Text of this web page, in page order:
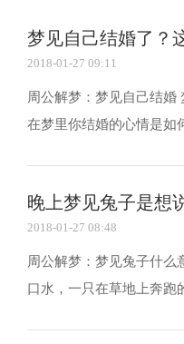
梦见自己结婚了？
2018-01-27 09:11
周公解梦：梦见自己结婚
在梦里你结婚的心情是如
梦的关键：代表对幸福美
晚上梦见兔子是想
2018-01-27 08:48
周公解梦：梦见兔子什么
口水，一只在草地上奔跑